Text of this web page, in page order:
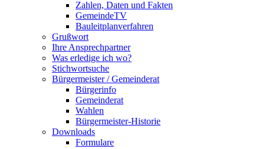
Zahlen, Daten und Fakten
GemeindeTV
Bauleitplanverfahren
Grußwort
Ihre Ansprechpartner
Was erledige ich wo?
Stichwortsuche
Bürgermeister / Gemeinderat
Bürgerinfo
Gemeinderat
Wahlen
Bürgermeister-Historie
Downloads
Formulare